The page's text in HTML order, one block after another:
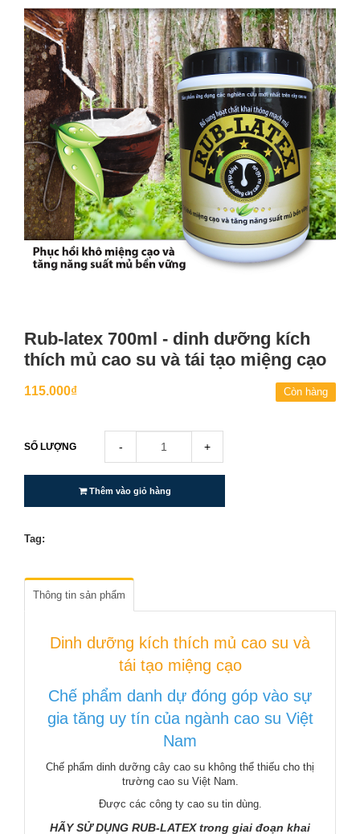
Rub-latex 700ml - dinh dưỡng kích
thích mủ cao su và tái tạo miệng cạo
115.000₫ Còn hàng
SỐ LƯỢNG - +
Thêm vào giỏ hàng
Tag:
Thông tin sản phẩm
Dinh dưỡng kích thích mủ cao su và
tái tạo miệng cạo
Chế phẩm danh dự đóng góp vào sự
gia tăng uy tín của ngành cao su Việt
Nam
Chế phẩm dinh dưỡng cây cao su không thể thiếu cho thị
trường cao su Việt Nam.
Được các công ty cao su tin dùng.
HÃY SỬ DỤNG RUB-LATEX trong giai đoạn khai